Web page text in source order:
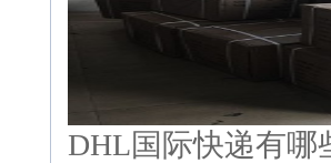
DHL国际快递有哪